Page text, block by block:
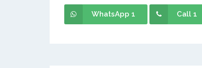
WhatsApp 1 Call 1